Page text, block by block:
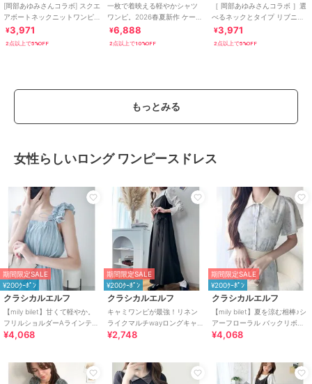
[岡部あゆみさんコラボ] スクエ
アボートネックニットワンピ
ース(選べるタイプとサイズ)
[E3348]
¥3,971
2点以上で5%OFF
一枚で着映える軽やかシャツ
ワンピ。2026春夏新作 ケープ
フレア袖シャツワンピース
¥6,888
2点以上で10%OFF
［ 岡部あゆみさんコラボ ］選
べるネックとタイプ リブニッ
トノースリーブワンピース
[E3004]
¥3,971
2点以上で5%OFF
もっとみる
女性らしいロング ワンピースドレス
期間限定SALE
¥200ｸｰﾎﾟﾝ
クラシカルエルフ
【mily bilet】甘くて軽やか。
フリルショルダーAラインティ
アードキャミワンピース(ロン
¥4,068
期間限定SALE
¥200ｸｰﾎﾟﾝ
クラシカルエルフ
キャミワンピが最強！リネン
ライクマルチwayロングキャミ
ワンピ
¥2,748
期間限定SALE
¥200ｸｰﾎﾟﾝ
クラシカルエルフ
【mily bilet】夏を涼む相棒♪シ
アーフローラル バックリボン
ワンピ (長袖) (ロング)
¥4,068